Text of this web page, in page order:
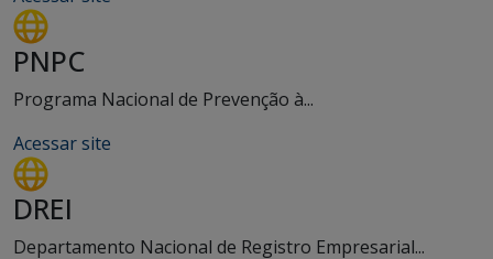
PNPC
Programa Nacional de Prevenção à...
Acessar site
DREI
Departamento Nacional de Registro Empresarial...